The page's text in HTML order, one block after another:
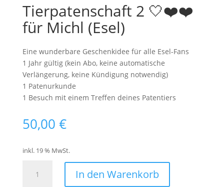
Tierpatenschaft 2 🤍❤️❤️
für Michl (Esel)
Eine wunderbare Geschenkidee für alle Esel-Fans
1 Jahr gültig (kein Abo, keine automatische
Verlängerung, keine Kündigung notwendig)
1 Patenurkunde
1 Besuch mit einem Treffen deines Patentiers
50,00 €
inkl. 19 % MwSt.
Tierpatenschaft
In den Warenkorb